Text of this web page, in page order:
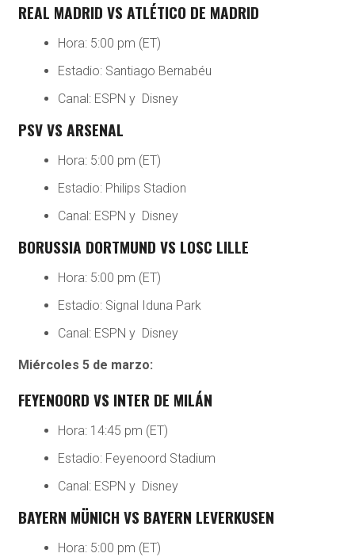
REAL MADRID VS ATLÉTICO DE MADRID
Hora: 5:00 pm (ET)
Estadio: Santiago Bernabéu
Canal: ESPN y Disney
PSV VS ARSENAL
Hora: 5:00 pm (ET)
Estadio: Philips Stadion
Canal: ESPN y Disney
BORUSSIA DORTMUND VS LOSC LILLE
Hora: 5:00 pm (ET)
Estadio: Signal Iduna Park
Canal: ESPN y Disney
Miércoles 5 de marzo:
FEYENOORD VS INTER DE MILÁN
Hora: 14:45 pm (ET)
Estadio: Feyenoord Stadium
Canal: ESPN y Disney
BAYERN MÜNICH VS BAYERN LEVERKUSEN
Hora: 5:00 pm (ET)